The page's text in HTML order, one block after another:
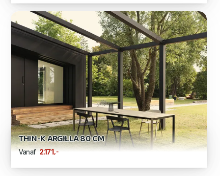
THIN-K ARGILLA 80 CM
Vanaf 2.171,-